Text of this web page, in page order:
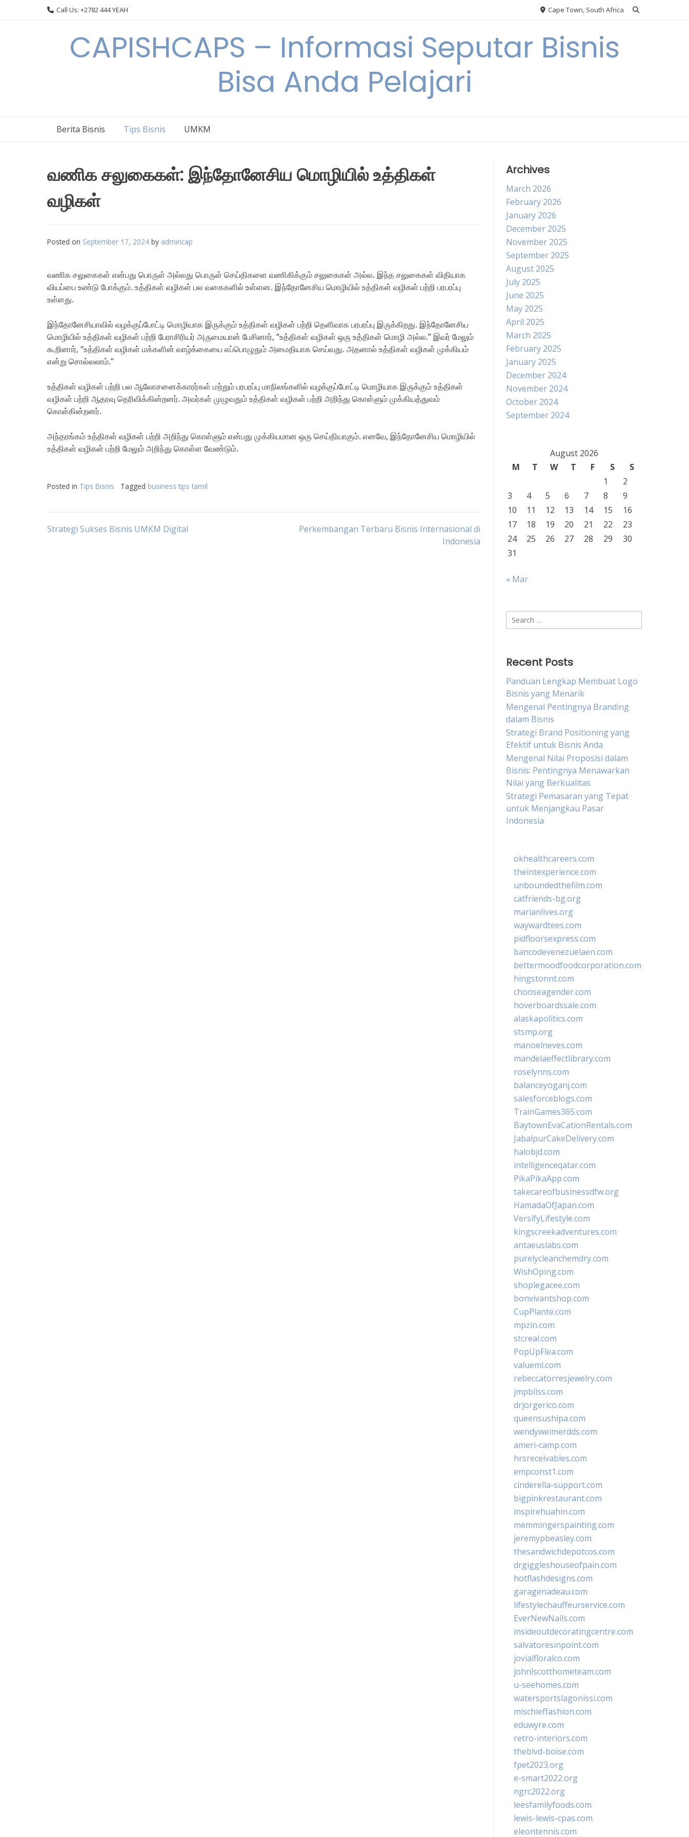
Call Us: +2782 444 YEAH Cape Town, South Africa
CAPISHCAPS – Informasi Seputar Bisnis
Bisa Anda Pelajari
Berita Bisnis Tips Bisnis UMKM
வணிக சலுகைகள்: இந்தோனேசிய மொழியில் உத்திகள்
வழிகள்
Posted on September 17, 2024 by admincap
வணிக சலுகைகள் என்பது பொருள் அல்லது பொருள் செய்திகளை வணிகிக்கும் சலுகைகள் அல்ல. இந்த சலுகைகள் விதியாக
வியப்பை உண்டு போக்கும். உத்திகள் வழிகள் பல வகைகளில் உள்ளன. இந்தோனேசிய மொழியில் உத்திகள் வழிகள் பற்றி பரபரப்பு
உள்ளது.
இந்தோனேசியாவில் வழக்குப்போட்டி மொழியாக இருக்கும் உத்திகள் வழிகள் பற்றி தெளிவாக பரபரப்பு இருக்கிறது. இந்தோனேசிய
மொழியில் உத்திகள் வழிகள் பற்றி பேராசிரியர் அருமையான் பேசினார், “உத்திகள் வழிகள் ஒரு உத்திகள் மொழி அல்ல.” இவர் மேலும்
கூறினார், “உத்திகள் வழிகள் மக்களின் வாழ்க்கையை எப்பொழுதும் அமைதியாக செய்வது. அதனால் உத்திகள் வழிகள் முக்கியம்
என்று சொல்லலாம்.”
உத்திகள் வழிகள் பற்றி பல ஆலோசனைக்காரர்கள் மற்றும் பரபரப்பு மாநிலங்களில் வழக்குப்போட்டி மொழியாக இருக்கும் உத்திகள்
வழிகள் பற்றி ஆதரவு தெரிவிக்கின்றனர். அவர்கள் முழுவதும் உத்திகள் வழிகள் பற்றி அறிந்து கொள்ளும் முக்கியத்துவம்
கொள்கின்றனர்.
அந்தரங்கம் உத்திகள் வழிகள் பற்றி அறிந்து கொள்ளும் என்பது முக்கியமான ஒரு செய்தியாகும். எனவே, இந்தோனேசிய மொழியில்
உத்திகள் வழிகள் பற்றி மேலும் அறிந்து கொள்ள வேண்டும்.
Posted in Tips Bisnis Tagged business tips tamil
Post
Strategi Sukses Bisnis UMKM Digital
Perkembangan Terbaru Bisnis Internasional di
Indonesia
Archives
March 2026
February 2026
January 2026
December 2025
November 2025
September 2025
August 2025
July 2025
June 2025
May 2025
April 2025
March 2025
February 2025
January 2025
December 2024
November 2024
October 2024
September 2024
August 2026
M
T W T F S
S
1
2
3
4 5 6 7 8
9
10
11 12 13 14 15
16
17
18 19 20 21 22
23
24
25 26 27 28 29
30
31
« Mar
Search
for:
Recent Posts
Panduan Lengkap Membuat Logo
Bisnis yang Menarik
Mengenal Pentingnya Branding
dalam Bisnis
Strategi Brand Positioning yang
Efektif untuk Bisnis Anda
Mengenal Nilai Proposisi dalam
Bisnis: Pentingnya Menawarkan
Nilai yang Berkualitas
Strategi Pemasaran yang Tepat
untuk Menjangkau Pasar
Indonesia
okhealthcareers.com
theintexperience.com
unboundedthefilm.com
catfriends-bg.org
marianlives.org
waywardtees.com
pidfloorsexpress.com
bancodevenezuelaen.com
bettermoodfoodcorporation.com
hingstonnt.com
chooseagender.com
hoverboardssale.com
alaskapolitics.com
stsmp.org
manoelneves.com
mandelaeffectlibrary.com
roselynns.com
balanceyoganj.com
salesforceblogs.com
TrainGames365.com
BaytownEvaCationRentals.com
JabalpurCakeDelivery.com
halobjd.com
intelligenceqatar.com
PikaPikaApp.com
takecareofbusinessdfw.org
HamadaOfJapan.com
VersifyLifestyle.com
kingscreekadventures.com
antaeuslabs.com
purelycleanchemdry.com
WishOping.com
shoplegacee.com
bonvivantshop.com
CupPlante.com
mpzin.com
stcreal.com
PopUpFlea.com
valueml.com
rebeccatorresjewelry.com
jmpbliss.com
drjorgerico.com
queensushipa.com
wendyweimerdds.com
ameri-camp.com
hrsreceivables.com
empconst1.com
cinderella-support.com
bigpinkrestaurant.com
inspirehuahin.com
memmingerspainting.com
jeremypbeasley.com
thesandwichdepotcos.com
drgiggleshouseofpain.com
hotflashdesigns.com
garagenadeau.com
lifestylechauffeurservice.com
EverNewNails.com
insideoutdecoratingcentre.com
salvatoresinpoint.com
jovialfloralco.com
johnlscotthometeam.com
u-seehomes.com
watersportslagonissi.com
mischieffashion.com
eduwyre.com
retro-interiors.com
theblvd-boise.com
fpet2023.org
e-smart2022.org
ngrc2022.org
leesfamilyfoods.com
lewis-lewis-cpas.com
eleontennis.com